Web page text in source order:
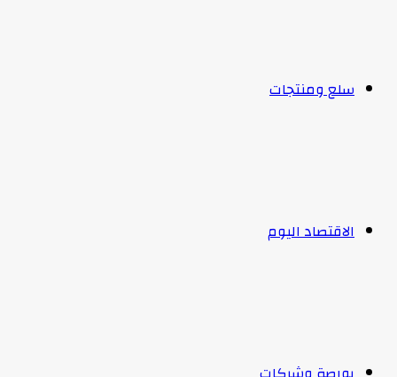
سلع ومنتجات
الاقتصاد اليوم